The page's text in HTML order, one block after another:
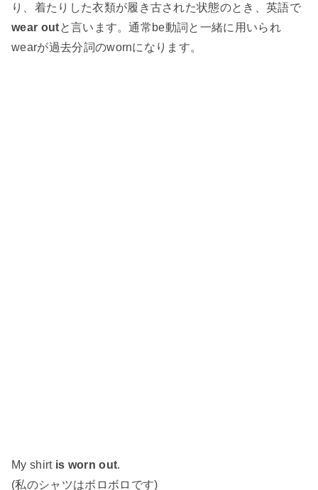
り、着たりした衣類が履き古された状態のとき、英語で
wear outと言います。通常be動詞と一緒に用いられ
wearが過去分詞のwornになります。
My shirt is worn out.
(私のシャツはボロボロです)